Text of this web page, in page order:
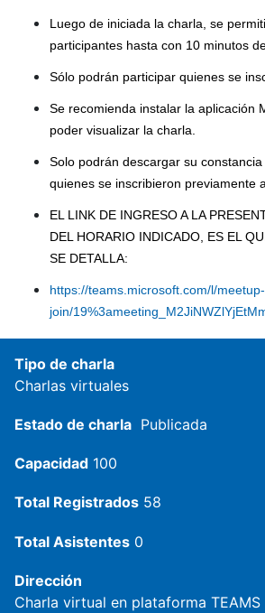
Luego de iniciada la charla, se
participantes hasta con 10 minutos
Sólo podrán participar quienes se
Se recomienda instalar la aplicación
poder visualizar la charla.
Solo podrán descargar su
quienes se inscribieron previamente
EL LINK DE INGRESO A LA
DEL HORARIO INDICADO, ES EL
SE DETALLA:
https://teams.microsoft.com/l/meetup-
join/
Tipo de charla
Charlas virtuales
Estado de charla Publicada
Capacidad 100
Total Registrados 58
Total Asistentes 0
Dirección
Charla virtual en plataforma TEAMS